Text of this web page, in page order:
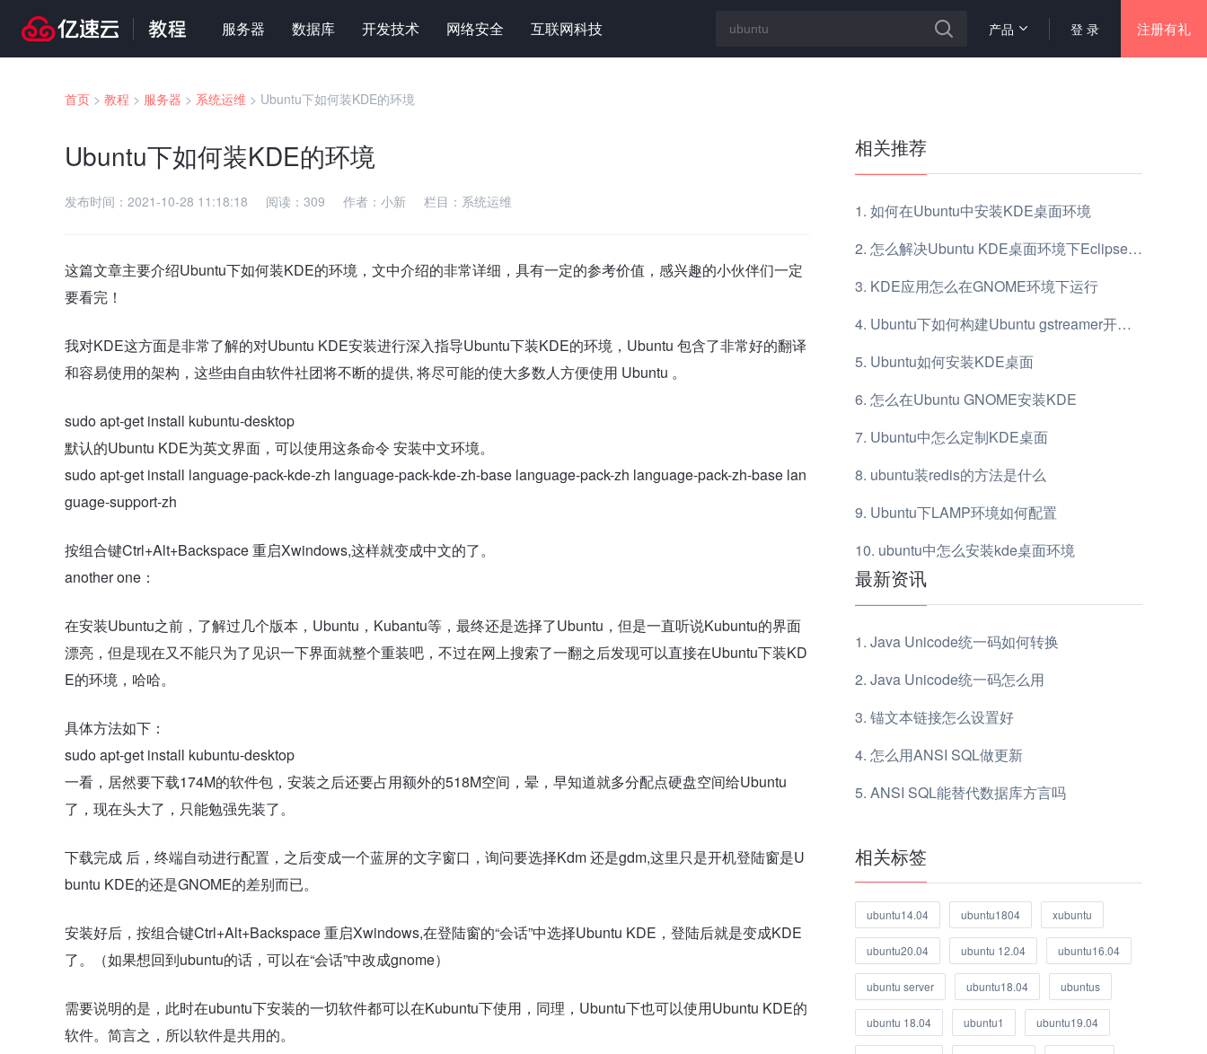
服务器 数据库 开发技术 网络安全 互联网科技 登 录 注册有礼
产品
首页 > 教程 > 服务器 > 系统运维 > Ubuntu下如何装KDE的环境
Ubuntu下如何装KDE的环境
发布时间： 2021-10-28 11:18:18 阅读： 309 作者： 小新 栏目： 系统运维
这篇文章主要介绍Ubuntu下如何装KDE的环境，文中介绍的非常详细，具有一定的参考价值，感兴趣的小伙伴们一定
要看完！
我对KDE这方面是非常了解的对Ubuntu KDE安装进行深入指导Ubuntu下装KDE的环境，Ubuntu 包含了非常好的翻译
和容易使用的架构，这些由自由软件社团将不断的提供, 将尽可能的使大多数人方便使用 Ubuntu 。
sudo apt-get install kubuntu-desktop
默认的Ubuntu KDE为英文界面，可以使用这条命令 安装中文环境。
sudo apt-get install language-pack-kde-zh language-pack-kde-zh-base language-pack-zh language-pack-zh-base lan
guage-support-zh
按组合键Ctrl+Alt+Backspace 重启Xwindows,这样就变成中文的了。
another one：
在安装Ubuntu之前，了解过几个版本，Ubuntu，Kubantu等，最终还是选择了Ubuntu，但是一直听说Kubuntu的界面
漂亮，但是现在又不能只为了见识一下界面就整个重装吧，不过在网上搜索了一翻之后发现可以直接在Ubuntu下装KD
E的环境，哈哈。
具体方法如下：
sudo apt-get install kubuntu-desktop
一看，居然要下载174M的软件包，安装之后还要占用额外的518M空间，晕，早知道就多分配点硬盘空间给Ubuntu
了，现在头大了，只能勉强先装了。
下载完成 后，终端自动进行配置，之后变成一个蓝屏的文字窗口，询问要选择Kdm 还是gdm,这里只是开机登陆窗是U
buntu KDE的还是GNOME的差别而已。
安装好后，按组合键Ctrl+Alt+Backspace 重启Xwindows,在登陆窗的“会话”中选择Ubuntu KDE，登陆后就是变成KDE
了。（如果想回到ubuntu的话，可以在“会话”中改成gnome）
需要说明的是，此时在ubuntu下安装的一切软件都可以在Kubuntu下使用，同理，Ubuntu下也可以使用Ubuntu KDE的
软件。简言之，所以软件是共用的。
最新资讯
Java Unicode统一码如何转换
Java Unicode统一码怎么用
锚文本链接怎么设置好
怎么用ANSI SQL做更新
ANSI SQL能替代数据库方言吗
相关推荐
如何在Ubuntu中安装KDE桌面环境
怎么解决Ubuntu KDE桌面环境下Eclipse新建项目闪退的问题
KDE应用怎么在GNOME环境下运行
Ubuntu下如何构建Ubuntu gstreamer开发环境
Ubuntu如何安装KDE桌面
怎么在Ubuntu GNOME安装KDE
Ubuntu中怎么定制KDE桌面
ubuntu装redis的方法是什么
Ubuntu下LAMP环境如何配置
ubuntu中怎么安装kde桌面环境
相关标签
ubuntu14.04 ubuntu1804 xubuntu
ubuntu20.04 ubuntu 12.04 ubuntu16.04
ubuntu server ubuntu18.04 ubuntus
ubuntu 18.04 ubuntu1 ubuntu19.04